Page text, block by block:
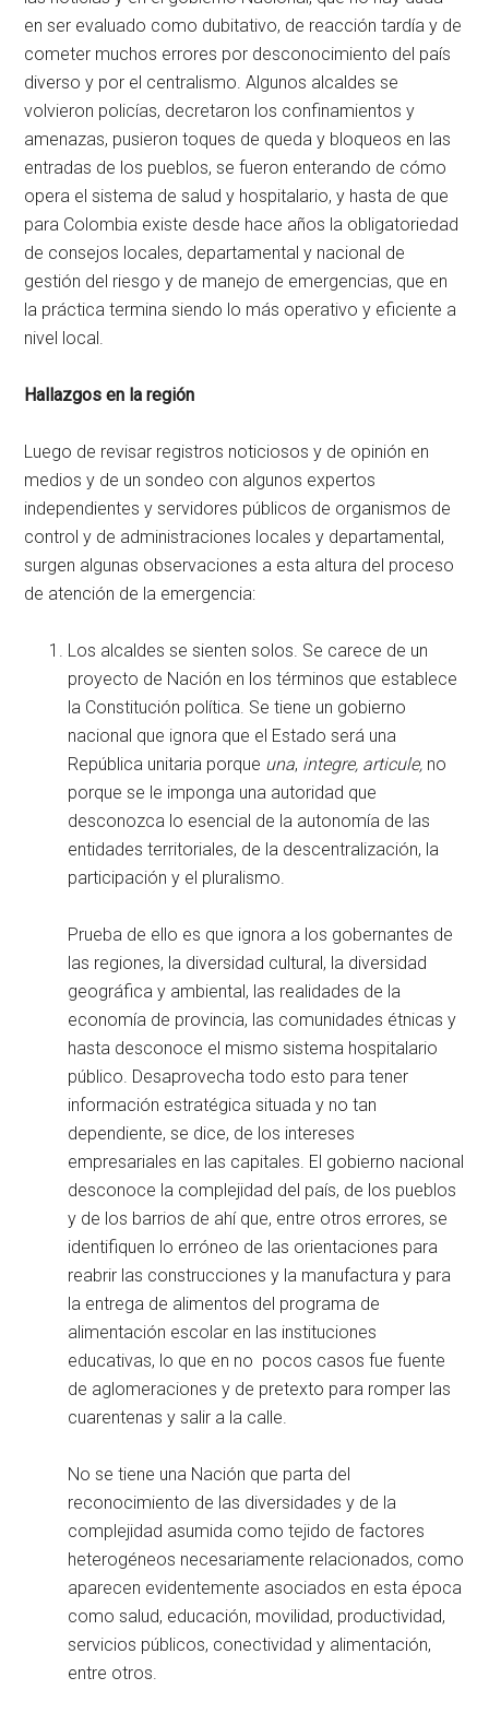
en ser evaluado como dubitativo, de reacción tardía y de
cometer muchos errores por desconocimiento del país
diverso y por el centralismo. Algunos alcaldes se
volvieron policías, decretaron los confinamientos y
amenazas, pusieron toques de queda y bloqueos en las
entradas de los pueblos, se fueron enterando de cómo
opera el sistema de salud y hospitalario, y hasta de que
para Colombia existe desde hace años la obligatoriedad
de consejos locales, departamental y nacional de
gestión del riesgo y de manejo de emergencias, que en
la práctica termina siendo lo más operativo y eficiente a
nivel local.
Hallazgos en la región
Luego de revisar registros noticiosos y de opinión en
medios y de un sondeo con algunos expertos
independientes y servidores públicos de organismos de
control y de administraciones locales y departamental,
surgen algunas observaciones a esta altura del proceso
de atención de la emergencia:
Los alcaldes se sienten solos. Se carece de un
proyecto de Nación en los términos que establece
la Constitución política. Se tiene un gobierno
nacional que ignora que el Estado será una
República unitaria porque una, integre, articule, no
porque se le imponga una autoridad que
desconozca lo esencial de la autonomía de las
entidades territoriales, de la descentralización, la
participación y el pluralismo.
Prueba de ello es que ignora a los gobernantes de
las regiones, la diversidad cultural, la diversidad
geográfica y ambiental, las realidades de la
economía de provincia, las comunidades étnicas y
hasta desconoce el mismo sistema hospitalario
público. Desaprovecha todo esto para tener
información estratégica situada y no tan
dependiente, se dice, de los intereses
empresariales en las capitales. El gobierno nacional
desconoce la complejidad del país, de los pueblos
y de los barrios de ahí que, entre otros errores, se
identifiquen lo erróneo de las orientaciones para
reabrir las construcciones y la manufactura y para
la entrega de alimentos del programa de
alimentación escolar en las instituciones
educativas, lo que en no pocos casos fue fuente
de aglomeraciones y de pretexto para romper las
cuarentenas y salir a la calle.
No se tiene una Nación que parta del
reconocimiento de las diversidades y de la
complejidad asumida como tejido de factores
heterogéneos necesariamente relacionados, como
aparecen evidentemente asociados en esta época
como salud, educación, movilidad, productividad,
servicios públicos, conectividad y alimentación,
entre otros.